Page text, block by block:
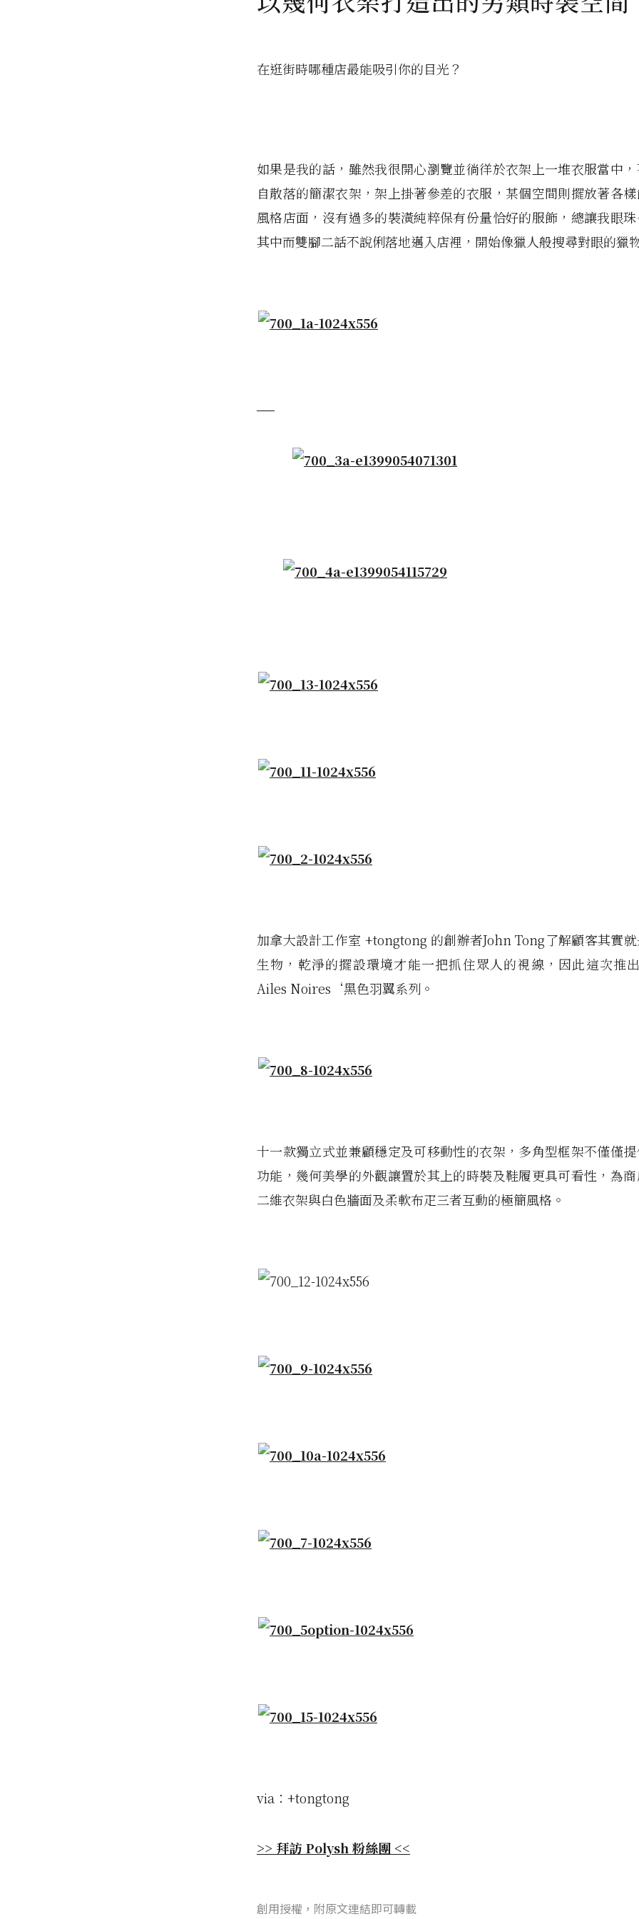
在逛街時哪種店最能吸引你的目光？
如果是我的話，雖然我很開心瀏覽並徜徉於衣架上一堆衣服當中
自散落的簡潔衣架，架上掛著參差的衣服，某個空間則擺放著各
風格店面，沒有過多的裝潢純粹保有份量恰好的服飾，總讓我眼
其中而雙腳二話不說俐落地邁入店裡，開始像獵人般搜尋對眼的獵
加拿大設計工作室 +tongtong 的創辦者John Tong了解顧客其實
生物，乾淨的擺設環境才能一把抓住眾人的視線，因此這次推
Ailes Noires‘黑色羽翼系列。
十一款獨立式並兼顧穩定及可移動性的衣架，多角型框架不僅僅
功能，幾何美學的外觀讓置於其上的時裝及鞋履更具可看性，為
二維衣架與白色牆面及柔軟布疋三者互動的極簡風格。
via：+tongtong
>> 拜訪 Polysh 粉絲團 <<
創用授權，附原文連結即可轉載